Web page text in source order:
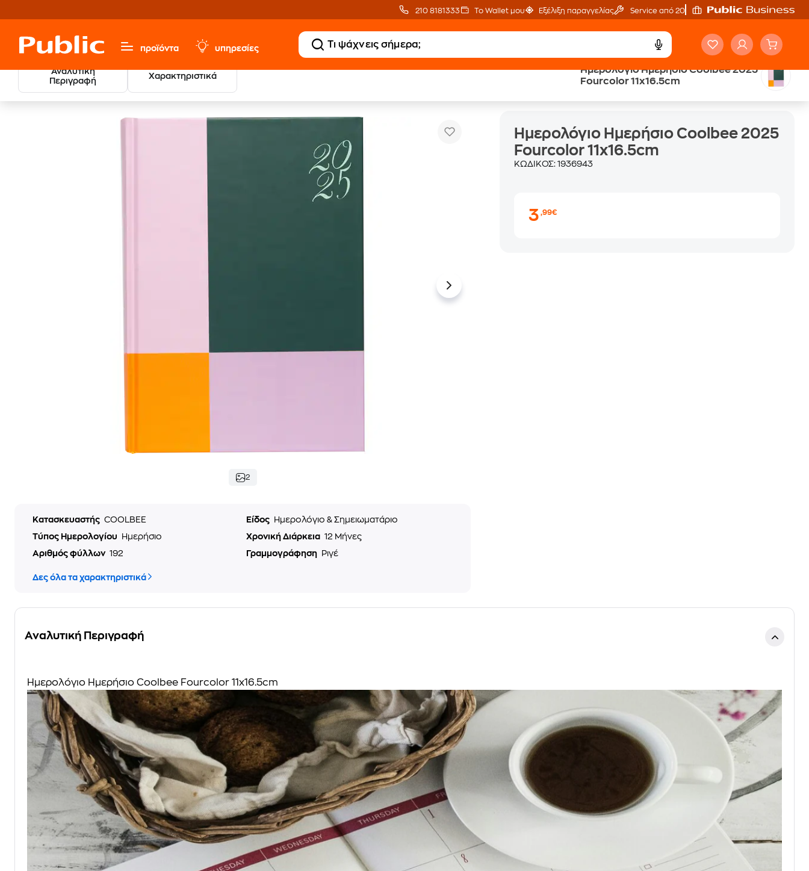
210 8181333 Το Wallet μου Εξέλιξη παραγγελίας Service από 20'
προϊόντα υπηρεσίες
Αναλυτική
Περιγραφή
Χαρακτηριστικά
Ημερολόγιο Ημερήσιο Coolbee 2025
Fourcolor 11x16.5cm
Χαρτικά & Γραφική Ύλη
2
Κατασκευαστής COOLBEE Είδος
Ημερολόγιο & Σημειωματάριο
Τύπος Ημερολογίου
Ημερήσιο Χρονική Διάρκεια 12 Μήνες
Αριθμός φύλλων 192 Γραμμογράφηση Ριγέ
Δες όλα τα χαρακτηριστικά
Ημερολόγιο Ημερήσιο Coolbee 2025
Fourcolor 11x16.5cm
ΚΩΔΙΚΟΣ:1936943
3,99€
Αναλυτική Περιγραφή
Ημερολόγιο Ημερήσιο Coolbee Fourcolor 11x16.5cm